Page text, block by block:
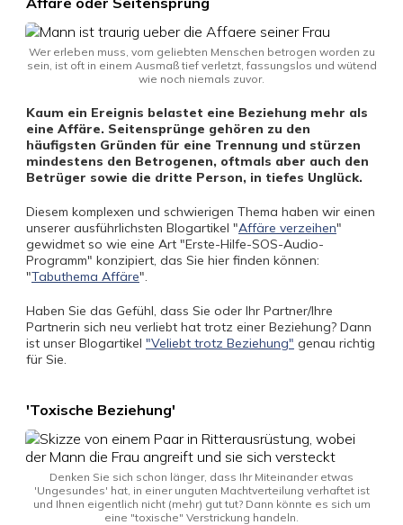
Wer erleben muss, vom geliebten Menschen betrogen worden zu
sein, ist oft in einem Ausmaß tief verletzt, fassungslos und wütend
wie noch niemals zuvor.
Kaum ein Ereignis belastet eine Beziehung mehr als
eine Affäre. Seitensprünge gehören zu den
häufigsten Gründen für eine Trennung und stürzen
mindestens den Betrogenen, oftmals aber auch den
Betrüger sowie die dritte Person, in tiefes Unglück.
Diesem komplexen und schwierigen Thema haben wir einen
unserer ausführlichsten Blogartikel "Affäre verzeihen"
gewidmet so wie eine Art "Erste-Hilfe-SOS-Audio-
Programm" konzipiert, das Sie hier finden können:
"Tabuthema Affäre".
Haben Sie das Gefühl, dass Sie oder Ihr Partner/Ihre
Partnerin sich neu verliebt hat trotz einer Beziehung? Dann
ist unser Blogartikel "Veliebt trotz Beziehung" genau richtig
für Sie.
'Toxische Beziehung'
Denken Sie sich schon länger, dass Ihr Miteinander etwas
'Ungesundes' hat, in einer unguten Machtverteilung verhaftet ist
und Ihnen eigentlich nicht (mehr) gut tut? Dann könnte es sich um
eine "toxische" Verstrickung handeln.